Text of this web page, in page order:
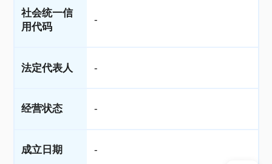
社会统一信
用代码
-
法定代表人 -
经营状态 -
成立日期 -